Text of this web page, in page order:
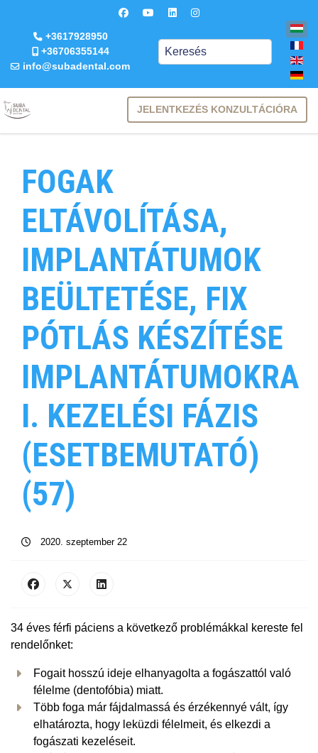
Keresés
+3617928950
+36706355144
info@subadental.com
JELENTKEZÉS KONZULTÁCIÓRA
FOGAK
ELTÁVOLÍTÁSA,
IMPLANTÁTUMOK
BEÜLTETÉSE, FIX
PÓTLÁS KÉSZÍTÉSE
IMPLANTÁTUMOKRA
I. KEZELÉSI FÁZIS
(ESETBEMUTATÓ)
(57)
2020. szeptember 22
34 éves férfi páciens a következő problémákkal kereste fel
rendelőnket:
Fogait hosszú ideje elhanyagolta a fogászattól való
félelme (dentofóbia) miatt.
Több foga már fájdalmassá és érzékennyé vált, így
elhatározta, hogy leküzdi félelmeit, és elkezdi a
fogászati kezeléseit.